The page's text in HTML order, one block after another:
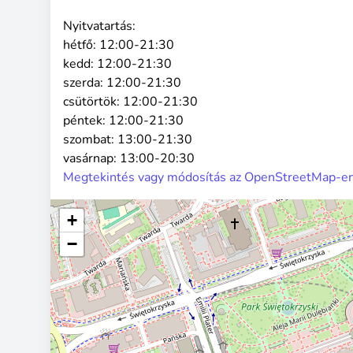
Nyitvatartás:
hétfő: 12:00-21:30
kedd: 12:00-21:30
szerda: 12:00-21:30
csütörtök: 12:00-21:30
péntek: 12:00-21:30
szombat: 13:00-21:30
vasárnap: 13:00-20:30
Megtekintés vagy módosítás az OpenStreetMap-
+
−